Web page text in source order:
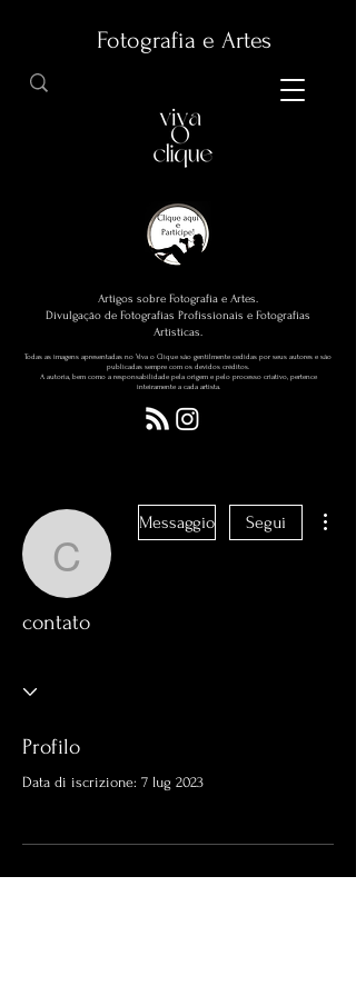
Fotografia e Artes
Artigos sobre Fotografia e Artes.
Divulgação de Fotografias Profissionais e Fotografias
Artísticas.
Todas as imagens apresentadas no Viva o Clique são gentilmente cedidas por seus autores e são
publicadas sempre com os devidos créditos.
A autoria, bem como a responsabilidade pela origem e pelo processo criativo, pertence
inteiramente a cada artista.
contato
Messaggio Segui
contato
Profilo
Data di iscrizione: 7 lug 2023